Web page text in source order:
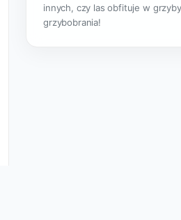
innych, czy las obfituje w
grzybobrania!